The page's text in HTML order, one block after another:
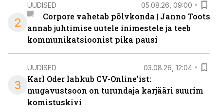
2
UUDISED 05.08.26, 09:00
Corpore vahetab põlvkonda | Janno Toots
annab juhtimise uutele inimestele ja teeb
kommunikatsioonist pika pausi
3
UUDISED 03.08.26, 12:04
Karl Oder lahkub CV-Online’ist:
mugavustsoon on turundaja karjääri suurim
komistuskivi